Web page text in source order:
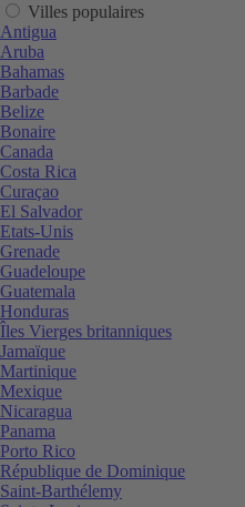
Villes populaires
Antigua
Aruba
Bahamas
Barbade
Belize
Bonaire
Canada
Costa Rica
Curaçao
El Salvador
Etats-Unis
Grenade
Guadeloupe
Guatemala
Honduras
Îles Vierges britanniques
Jamaïque
Martinique
Mexique
Nicaragua
Panama
Porto Rico
République de Dominique
Saint-Barthélemy